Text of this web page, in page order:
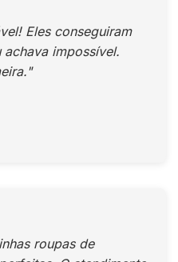
Eles conseguiram
achava impossível.
roupas de